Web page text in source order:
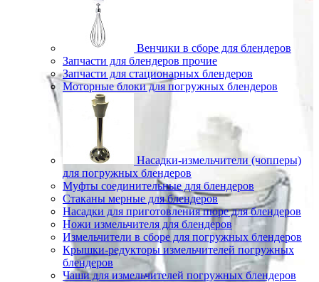
Венчики в сборе для блендеров
Запчасти для блендеров прочие
Запчасти для стационарных блендеров
Моторные блоки для погружных блендеров
Насадки-измельчители (чопперы)
для погружных блендеров
Муфты соединительные для блендеров
Стаканы мерные для блендеров
Насадки для приготовления пюре для блендеров
Ножи измельчителя для блендеров
Измельчители в сборе для погружных блендеров
Крышки-редукторы измельчителей погружных
блендеров
Чаши для измельчителей погружных блендеров